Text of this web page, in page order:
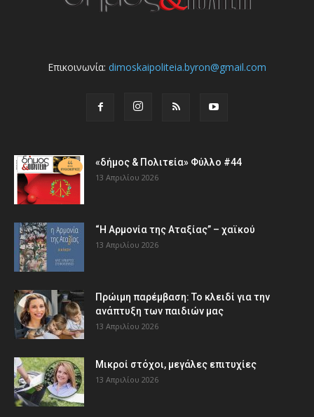
Επικοινωνία: dimoskaipoliteia.byron@gmail.com
«δήμος & Πολιτεία» Φύλλο #44
13 Απριλίου 2026
“Η Αρμονία της Αταξίας” – χαϊκού
13 Απριλίου 2026
Πρώιμη παρέμβαση: Το κλειδί για την
ανάπτυξη των παιδιών µας
13 Απριλίου 2026
Μικροί στόχοι, μεγάλες επιτυχίες
13 Απριλίου 2026